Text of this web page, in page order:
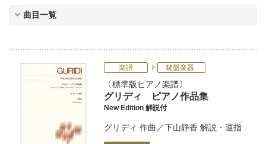
曲目一覧
楽譜 鍵盤楽器
標準版ピアノ楽譜
グリディ ピアノ作品集
New Edition 解説付
グリディ 作曲／下山静香 解説・運指